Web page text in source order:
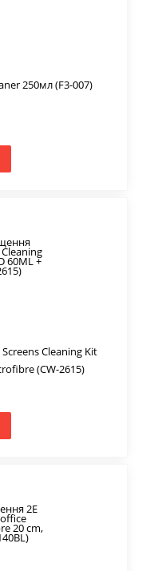
250мл (F3-007)
Cleaning Kit
(CW-2615)